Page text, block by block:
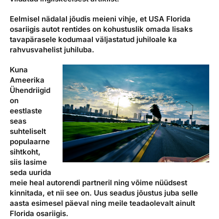
Eelmisel nädalal jõudis meieni vihje, et USA Florida
osariigis autot rentides on kohustuslik omada lisaks
tavapärasele kodumaal väljastatud juhiloale ka
rahvusvahelist juhiluba.
Kuna
Ameerika
Ühendriigid
on
eestlaste
seas
suhteliselt
populaarne
sihtkoht,
siis lasime
seda uurida
meie heal autorendi partneril ning võime nüüdsest
kinnitada, et nii see on. Uus seadus jõustus juba selle
aasta esimesel päeval ning meile teadaolevalt ainult
Florida osariigis.